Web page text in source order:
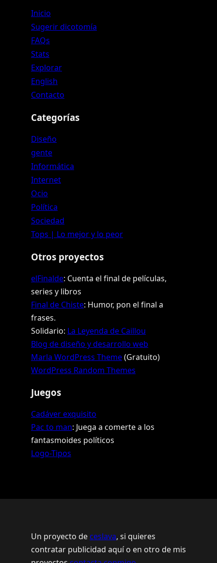
Inicio
Sugerir dicotomía
FAQs
Stats
Explorar
English
Contacto
Categorías
Diseño
gente
Informática
Internet
Ocio
Política
Sociedad
Tops | Lo mejor y lo peor
Otros proyectos
elFinalde: Cuenta el final de películas,
series y libros
Final de Chiste: Humor, pon el final a
frases.
Solidario: La Leyenda de Caillou
Blog de diseño y desarrollo web
Marla WordPress Theme(Gratuito)
WordPress Random Themes
Juegos
Cadáver exquisito
Pac to man: Juega a comerte a los
fantasmoides políticos
Logo-Tipos
Un proyecto de ceslava, si quieres
contratar publicidad aquí o en otro de mis